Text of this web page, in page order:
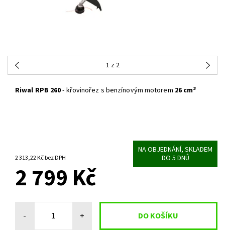
1 z 2
Riwal RPB 260- křovinořez s benzínovým motorem 26 cm3
2 313,22 Kč bez DPH
NA OBJEDNÁNÍ, SKLADEM
DO 5 DNŮ
2 799 Kč
- +